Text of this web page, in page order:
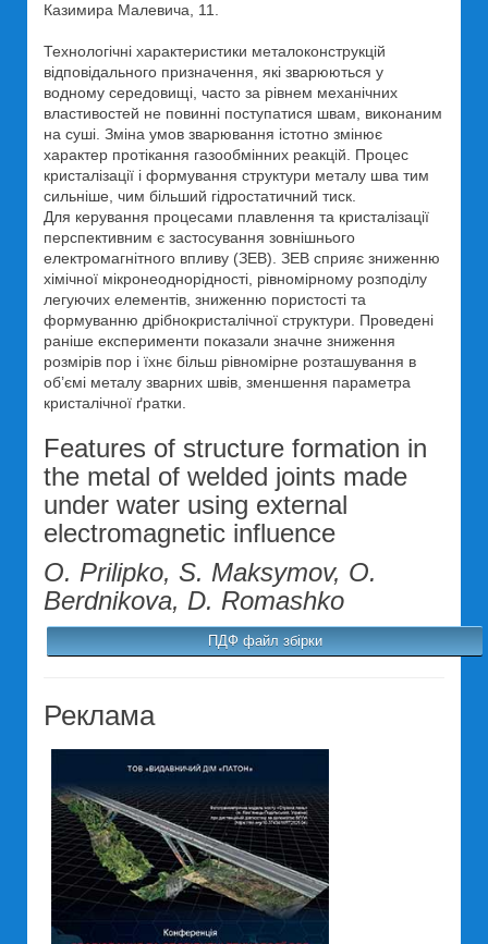
Казимира Малевича, 11.
Технологічні характеристики металоконструкцій
відповідального призначення, які зварюються у
водному середовищі, часто за рівнем механічних
властивостей не повинні поступатися швам, виконаним
на суші. Зміна умов зварювання істотно змінює
характер протікання газообмінних реакцій. Процес
кристалізації і формування структури металу шва тим
сильніше, чим більший гідростатичний тиск.
Для керування процесами плавлення та кристалізації
перспективним є застосування зовнішнього
електромагнітного впливу (ЗЕВ). ЗЕВ сприяє зниженню
хімічної мікронеоднорідності, рівномірному розподілу
легуючих елементів, зниженню пористості та
формуванню дрібнокристалічної структури. Проведені
раніше експерименти показали значне зниження
розмірів пор і їхнє більш рівномірне розташування в
об’ємі металу зварних швів, зменшення параметра
кристалічної ґратки.
Features of structure formation in
the metal of welded joints made
under water using external
electromagnetic influence
O. Prilipko, S. Maksymov, O.
Berdnikova, D. Romashko
ПДФ файл збірки
Реклама